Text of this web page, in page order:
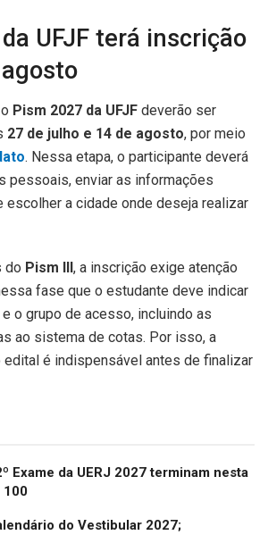
UFJF terá inscrição
Pism 2027 da UFJF deverão ser
27 de julho e 14 de agosto, por meio
. Nessa etapa, o participante deverá
pessoais, enviar as informações
escolher a cidade onde deseja realizar
do Pism III, a inscrição exige atenção
fase que o estudante deve indicar
o grupo de acesso, incluindo as
ao sistema de cotas. Por isso, a
edital é indispensável antes de finalizar
Exame da UERJ 2027 terminam nesta
100
do Vestibular 2027;